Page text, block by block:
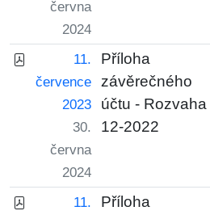
června
2024
11.
července
2023
30.
června
2024
Příloha
závěrečného
účtu - Rozvaha
12-2022
11.
Příloha